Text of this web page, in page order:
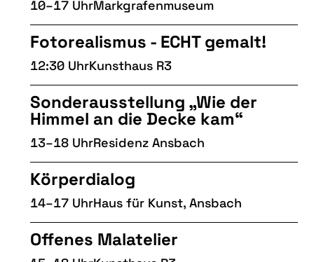
10–17 UhrMarkgrafenmuseum
Fotorealismus - ECHT gemalt!
12:30 UhrKunsthaus R3
Sonderausstellung „Wie der
Himmel an die Decke kam“
13–18 UhrResidenz Ansbach
Körperdialog
14–17 UhrHaus für Kunst, Ansbach
Offenes Malatelier